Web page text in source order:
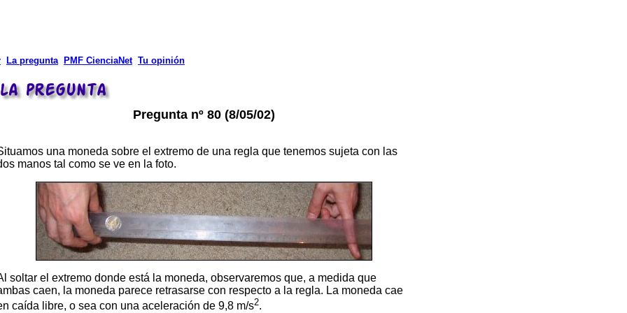
La pregunta PMF CienciaNet Tu opinión
Pregunta nº 80 (8/05/02)
una moneda sobre el extremo de una regla que tenemos sujeta con las
manos tal como se ve en la foto.
soltar el extremo donde está la moneda, observaremos que, a medida que
caen, la moneda parece retrasarse con respecto a la regla. La moneda cae
caída libre, o sea con una aceleración de 9,8 m/s2.